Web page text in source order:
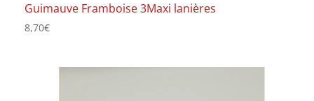
Guimauve Framboise 3Maxi lanières
8,70€